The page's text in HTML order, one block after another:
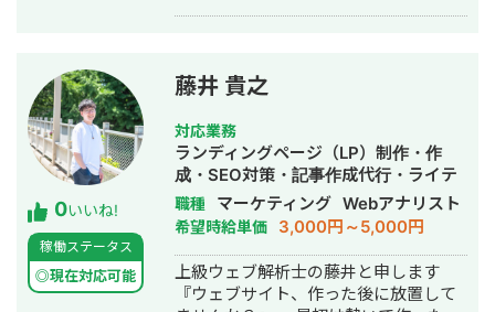
ィングコンサルティングおよび実行支
援に従事。 現在は独立し、マーケティ
ングコンサルティング会社(株式会社
Monokrome)を創設。 【このような企
業にオススメ】 ・マーケティングを強
化したいが、何に手を付けたらいいか
分からない ・各施策のパートナーはい
るが、全体を俯瞰して品質管理/ディレ
クションできる人材がほしい ・マーケ
ティングの内製化に向けて専任担当者
の伴走支援をしてほしい
0いいね!
稼働ステータス
◎現在対応可能
藤井 貴之
対応業務
ランディングページ（LP）制作・作
成・SEO対策・記事作成代行・ライテ
ィング・ホームページ制作・作成・リ
スティング広告運用代行・オウンドメ
ディア制作・構築・運用代行・動画制
作・動画編集
職種 マーケティング Webアナリスト
希望時給単価 3,000円～5,000円
上級ウェブ解析士の藤井と申します
『ウェブサイト、作った後に放置して